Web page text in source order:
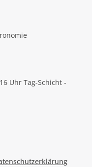
Uhr Tag-Schicht -